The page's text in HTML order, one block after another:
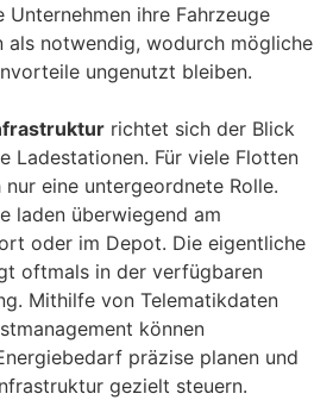
Unternehmen ihre Fahrzeuge
als notwendig, wodurch mögliche
ungenutzt bleiben.
richtet sich der Blick
Ladestationen. Für viele Flotten
eine untergeordnete Rolle.
laden überwiegend am
oder im Depot. Die eigentliche
oftmals in der verfügbaren
Mithilfe von Telematikdaten
können
präzise planen und
gezielt steuern.